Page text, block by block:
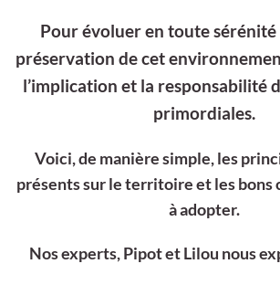
Pour évoluer en toute sérénité
préservation de cet
l’implication et la responsabilité
primordiales.
Voici, de manière simple, les
présents sur le territoire et les
à adopter.
Nos experts, Pipot et Lilou nous